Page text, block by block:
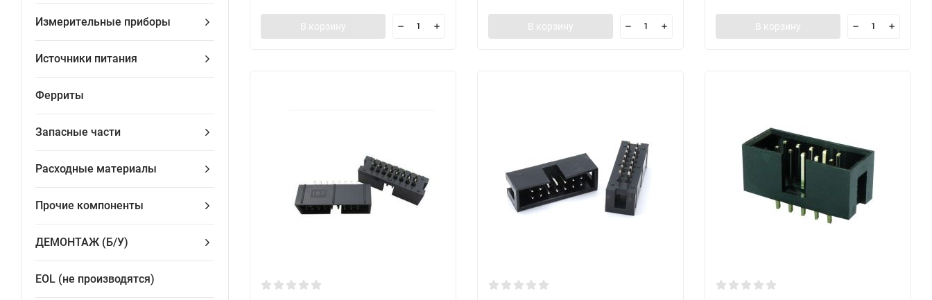
Измерительные приборы
Источники питания
Ферриты
Запасные части
Расходные материалы
Прочие компоненты
ДЕМОНТАЖ (Б/У)
EOL (не производятся)
В корзину В корзину В корзину